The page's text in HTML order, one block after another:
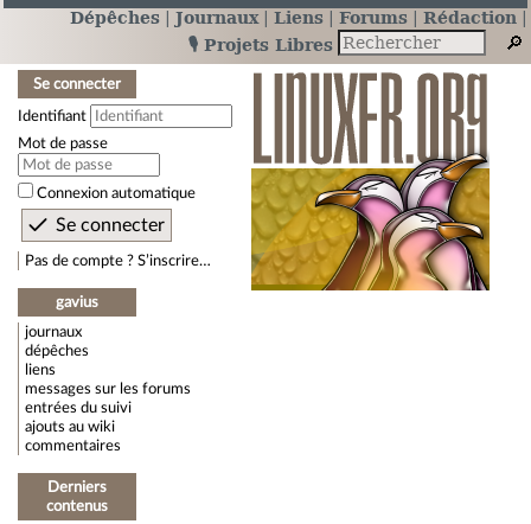
Dépêches Journaux Liens Forums
Rédaction
🎙️ Projets Libres
Se connecter
Identifiant
Mot de passe
Connexion automatique
Pas de compte ? S’inscrire…
gavius
journaux
dépêches
liens
messages sur les forums
entrées du suivi
ajouts au wiki
commentaires
Derniers
contenus